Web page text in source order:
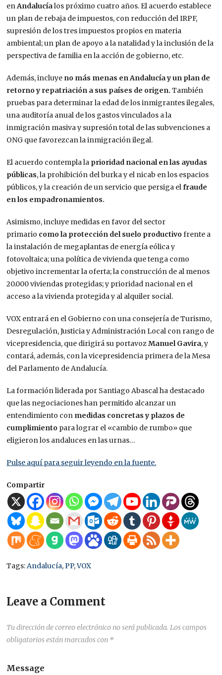
enAndalucíalos próximo cuatro años. El acuerdo establece
un plan de rebaja de impuestos, con reducción del IRPF,
supresión de los tres impuestos propios en materia
ambiental; un plan de apoyo a la natalidad y la inclusión de la
perspectiva de familia en la acción de gobierno, etc.
Además, incluye no más menas en Andalucía y un plan de
retorno y repatriación a sus países de origen.También
pruebas para determinar la edad de los inmigrantes ilegales,
una auditoría anual de los gastos vinculados a la
inmigración masiva y supresión total de las subvenciones a
ONG que favorezcan la inmigración ilegal.
El acuerdo contempla la prioridad nacional en las ayudas
públicas, la prohibición del burka y el nicab en los espacios
públicos, y la creación de un servicio que persiga elfraude
en los empadronamientos.
Asimismo, incluye medidas en favor del sector
primario como la protección del suelo productivofrente a
la instalación de megaplantas de energía eólica y
fotovoltaica; una política de vivienda que tenga como
objetivo incrementar la oferta; la construcción de al menos
20.000 viviendas protegidas; y prioridad nacional en el
acceso a la vivienda protegida y al alquiler social.
VOX entrará en el Gobierno con una consejería de Turismo,
Desregulación, Justicia y Administración Local con rango de
vicepresidencia, que dirigirá su portavozManuel Gavira, y
contará, además, con la vicepresidencia primera de la Mesa
del Parlamento de Andalucía.
La formación liderada por Santiago Abascal ha destacado
que las negociaciones han permitido alcanzar un
entendimiento con medidas concretas y plazos de
cumplimiento para lograr el «cambio de rumbo» que
eligieron los andaluces en las urnas…
Pulse aquí para seguir leyendo en la fuente.
Compartir
Tags:Andalucía,PP,VOX
Leave a Comment
Tu dirección de correo electrónico no será publicada. Los campos
obligatorios están marcados con *
Message